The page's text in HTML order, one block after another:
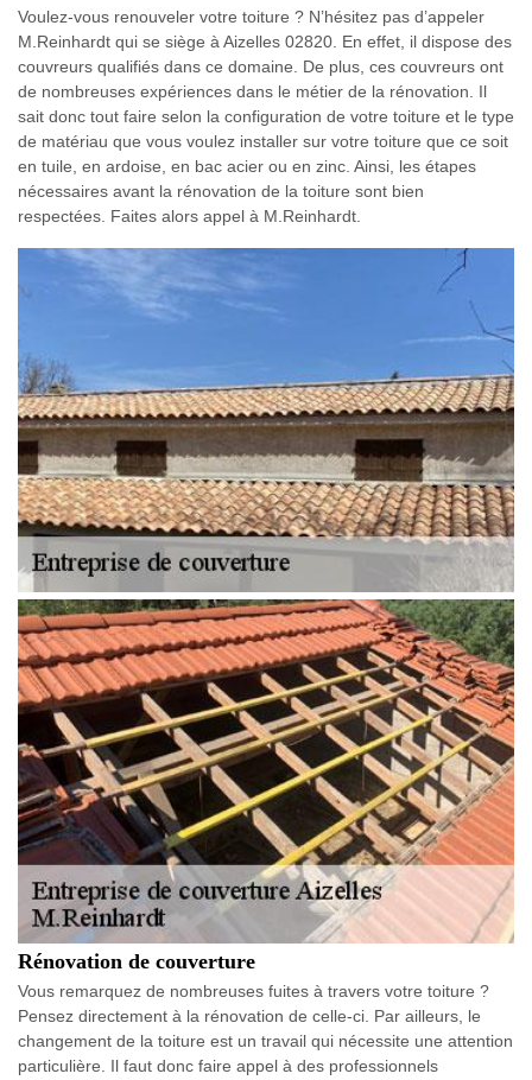
Voulez-vous renouveler votre toiture ? N’hésitez pas d’appeler
M.Reinhardt qui se siège à Aizelles 02820. En effet, il dispose des
couvreurs qualifiés dans ce domaine. De plus, ces couvreurs ont
de nombreuses expériences dans le métier de la rénovation. Il
sait donc tout faire selon la configuration de votre toiture et le type
de matériau que vous voulez installer sur votre toiture que ce soit
en tuile, en ardoise, en bac acier ou en zinc. Ainsi, les étapes
nécessaires avant la rénovation de la toiture sont bien
respectées. Faites alors appel à M.Reinhardt.
Rénovation de couverture
Vous remarquez de nombreuses fuites à travers votre toiture ?
Pensez directement à la rénovation de celle-ci. Par ailleurs, le
changement de la toiture est un travail qui nécessite une attention
particulière. Il faut donc faire appel à des professionnels